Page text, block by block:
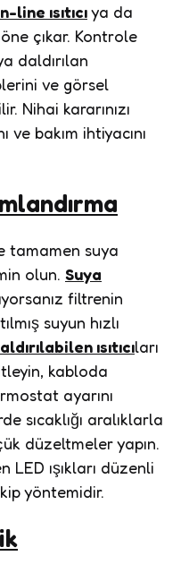
line ısıtıcıya da
çıkar. Kontrole
daldırılan
ve görsel
Nihai kararınızı
ve bakım ihtiyacını
tamamen suya
olun. Suya
filtrenin
suyun hızlı
ısıtıcıları
kabloda
ayarını
sıcaklığı aralıklarla
düzeltmeler yapın.
LED ışıkları düzenli
yöntemidir.